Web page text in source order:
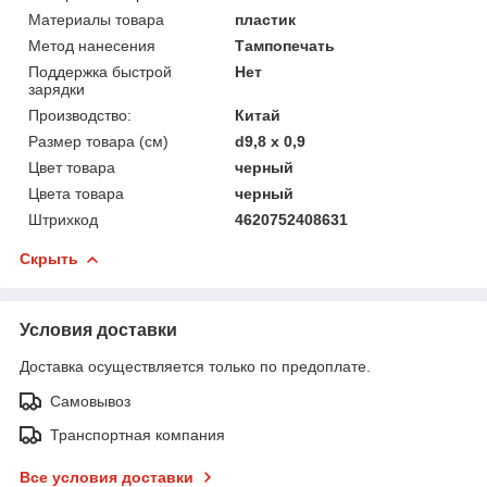
Материалы товара
пластик
Метод нанесения
Тампопечать
Поддержка быстрой
зарядки
Нет
Производство:
Китай
Размер товара (см)
d9,8 х 0,9
Цвет товара
черный
Цвета товара
черный
Штрихкод
4620752408631
Скрыть
Условия доставки
Доставка осуществляется только по предоплате.
Самовывоз
Транспортная компания
Все условия доставки